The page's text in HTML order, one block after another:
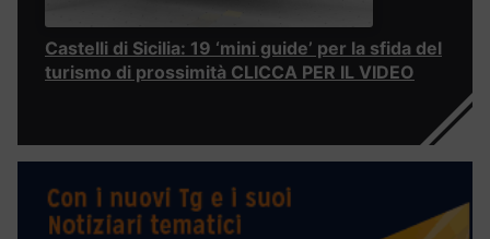
Castelli di Sicilia: 19 ‘mini guide’ per la sfida del
turismo di prossimità CLICCA PER IL VIDEO